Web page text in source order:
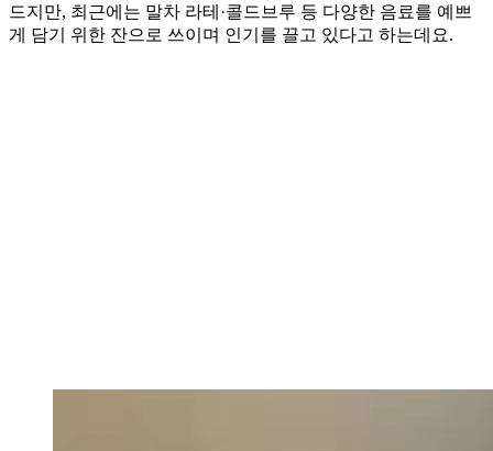
드지만, 최근에는 말차 라테·콜드브루 등 다양한 음료를 예쁘
게 담기 위한 잔으로 쓰이며 인기를 끌고 있다고 하는데요.